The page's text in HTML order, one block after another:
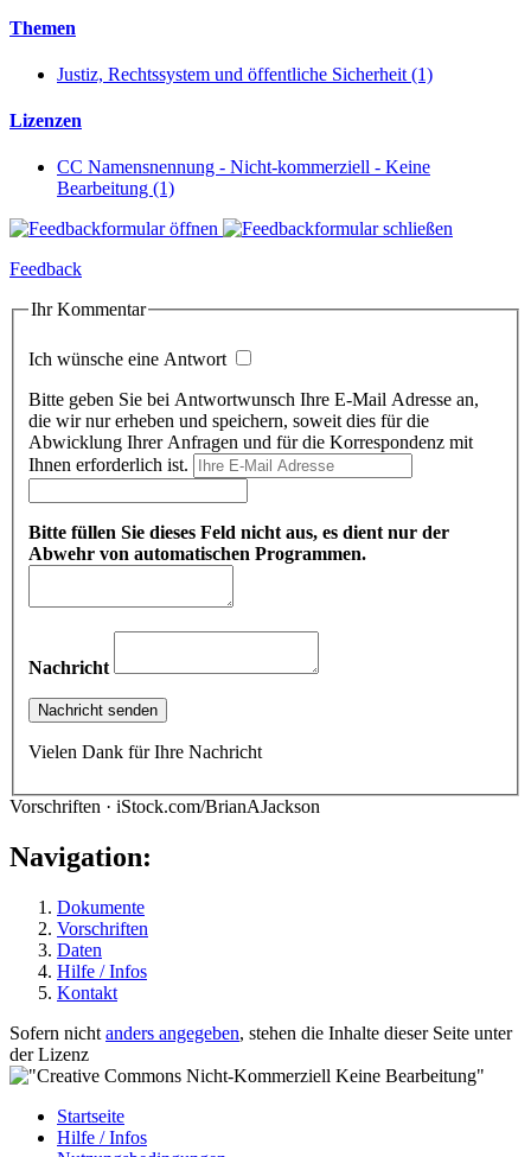
Themen
Justiz, Rechtssystem und öffentliche Sicherheit (1)
Lizenzen
CC Namensnennung - Nicht-kommerziell - Keine
Bearbeitung (1)
Feedback
Ihr Kommentar
Ich wünsche eine Antwort
Bitte geben Sie bei Antwortwunsch Ihre E-Mail Adresse an,
die wir nur erheben und speichern, soweit dies für die
Abwicklung Ihrer Anfragen und für die Korrespondenz mit
Ihnen erforderlich ist.
Bitte füllen Sie dieses Feld nicht aus, es dient nur der
Abwehr von automatischen Programmen.
Nachricht
Vielen Dank für Ihre Nachricht
Vorschriften · iStock.com/BrianAJackson
Navigation:
Dokumente
Vorschriften
Daten
Hilfe / Infos
Kontakt
Sofern nicht anders angegeben, stehen die Inhalte dieser Seite unter
der Lizenz
Startseite
Hilfe / Infos